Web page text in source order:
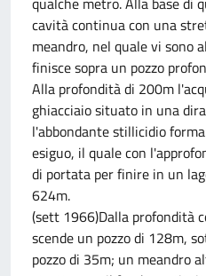
cavità continua con una
meandro, nel quale vi sono
finisce sopra un pozzo
Alla profondità di 200m
ghiacciaio situato in una
l'abbondante stillicidio
esiguo, il quale con
di portata per finire in un
624m.
(sett 1966)Dalla profondità
scende un pozzo di 128m,
pozzo di 35m; un meandro